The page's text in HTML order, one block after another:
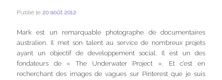
Publié le 20 août 2012
Mark est un remarquable photographe de documentaires
australien. Il met son talent au service de nombreux projets
ayant un objectif de developpement social. Il est un des
fondateurs de « The Underwater Project ». Et c’est en
recherchant des images de vagues sur Pinterest que je suis